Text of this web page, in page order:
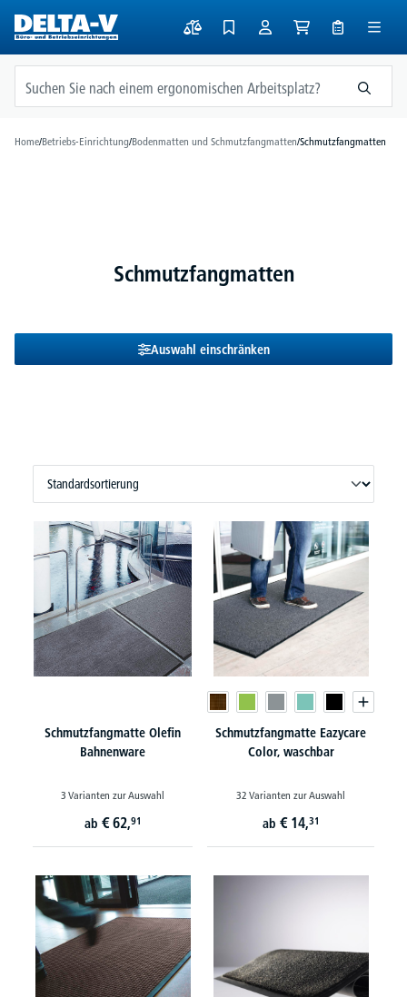
springen
Home/Betriebs-Einrichtung/Bodenmatten und Schmutzfangmatten/Schmutzfangmatten
Schmutzfangmatten
Auswahl einschränken
Schmutzfangmatte Olefin
Bahnenware
3 Varianten zur Auswahl
ab € 62,91
Schmutzfangmatte Eazycare
Color, waschbar
32 Varianten zur Auswahl
ab € 14,31